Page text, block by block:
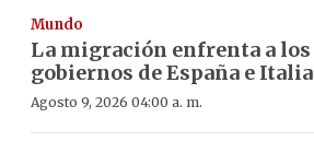
Mundo
La migración enfrenta a los
gobiernos de España e Italia
Agosto 9, 2026 04:00 a. m.